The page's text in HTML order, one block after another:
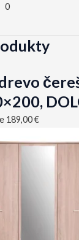
0
189,00€